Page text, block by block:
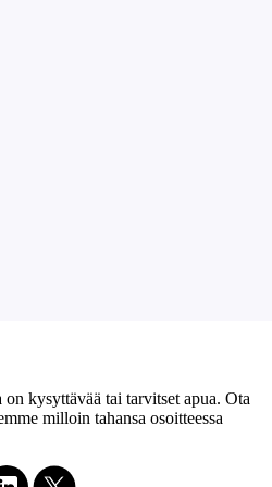
kysyttävää tai tarvitset apua. Ota
milloin tahansa osoitteessa